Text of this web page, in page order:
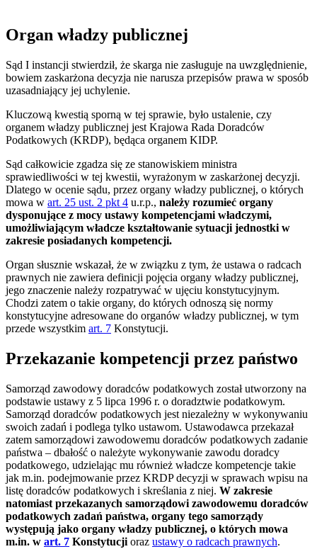
Organ władzy publicznej
Sąd I instancji stwierdził, że skarga nie zasługuje na uwzględnienie,
bowiem zaskarżona decyzja nie narusza przepisów prawa w sposób
uzasadniający jej uchylenie.
Kluczową kwestią sporną w tej sprawie, było ustalenie, czy
organem władzy publicznej jest Krajowa Rada Doradców
Podatkowych (KRDP), będąca organem KIDP.
Sąd całkowicie zgadza się ze stanowiskiem ministra
sprawiedliwości w tej kwestii, wyrażonym w zaskarżonej decyzji.
Dlatego w ocenie sądu, przez organy władzy publicznej, o których
mowa w art. 25 ust. 2 pkt 4 u.r.p., należy rozumieć organy
dysponujące z mocy ustawy kompetencjami władczymi,
umożliwiającym władcze kształtowanie sytuacji jednostki w
zakresie posiadanych kompetencji.
Organ słusznie wskazał, że w związku z tym, że ustawa o radcach
prawnych nie zawiera definicji pojęcia organy władzy publicznej,
jego znaczenie należy rozpatrywać w ujęciu konstytucyjnym.
Chodzi zatem o takie organy, do których odnoszą się normy
konstytucyjne adresowane do organów władzy publicznej, w tym
przede wszystkim art. 7 Konstytucji.
Przekazanie kompetencji przez państwo
Samorząd zawodowy doradców podatkowych został utworzony na
podstawie ustawy z 5 lipca 1996 r. o doradztwie podatkowym.
Samorząd doradców podatkowych jest niezależny w wykonywaniu
swoich zadań i podlega tylko ustawom. Ustawodawca przekazał
zatem samorządowi zawodowemu doradców podatkowych zadanie
państwa – dbałość o należyte wykonywanie zawodu doradcy
podatkowego, udzielając mu również władcze kompetencje takie
jak m.in. podejmowanie przez KRDP decyzji w sprawach wpisu na
listę doradców podatkowych i skreślania z niej. W zakresie
natomiast przekazanych samorządowi zawodowemu doradców
podatkowych zadań państwa, organy tego samorządy
występują jako organy władzy publicznej, o których mowa
m.in. w art. 7 Konstytucji oraz ustawy o radcach prawnych.